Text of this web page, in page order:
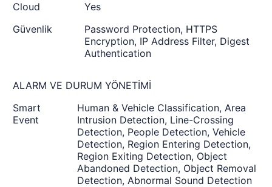
Cloud
Yes
Güvenlik
Password Protection, HTTPS
Encryption, IP Address Filter, Digest
Authentication
ALARM VE DURUM YÖNETİMİ
Smart
Event
Human & Vehicle Classification, Area
Intrusion Detection, Line-Crossing
Detection, People Detection, Vehicle
Detection, Region Entering Detection,
Region Exiting Detection, Object
Abandoned Detection, Object Removal
Detection, Abnormal Sound Detection